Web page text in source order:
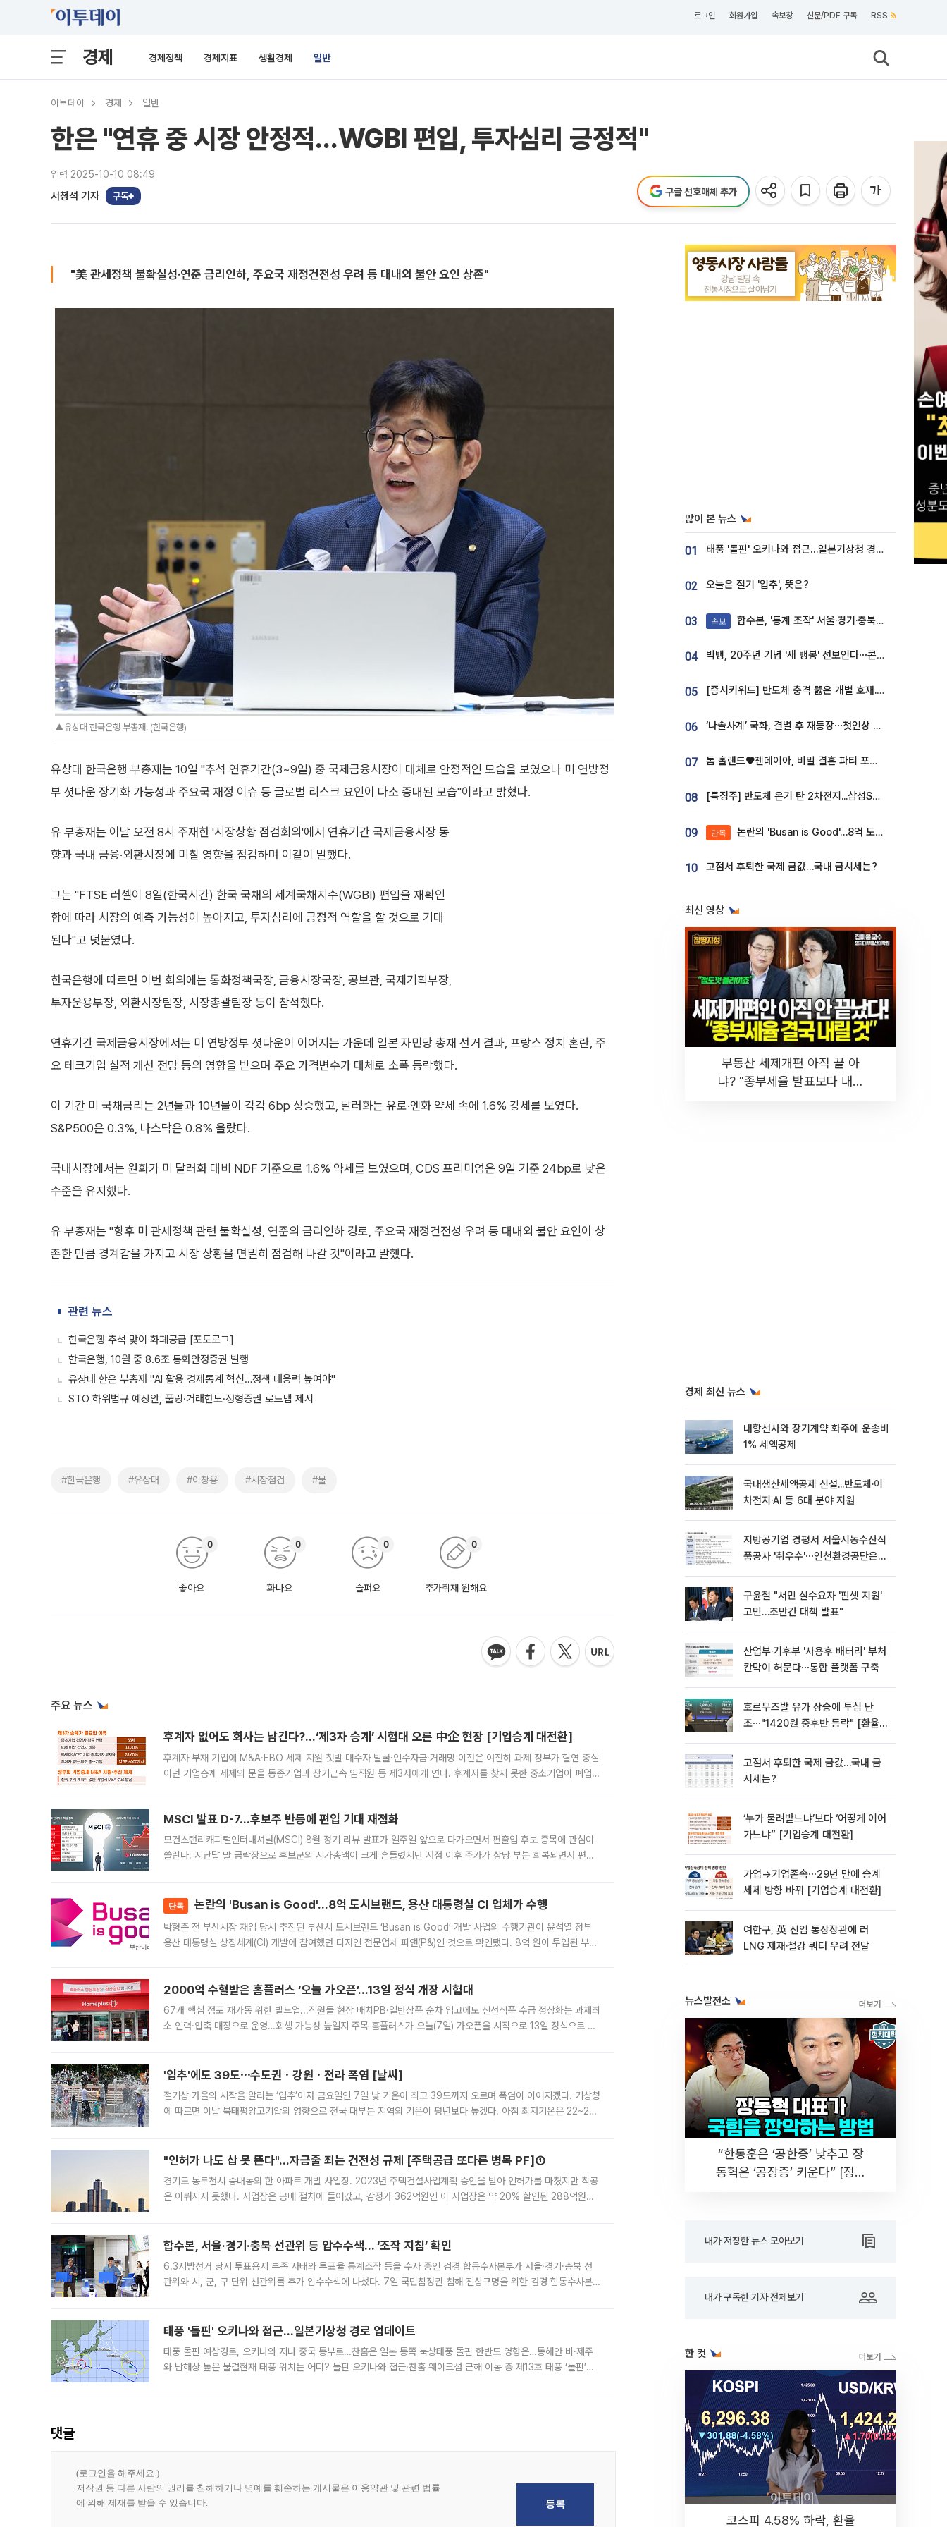
로그인 회원가입 속보창 신문/PDF 구독 RSS
경제 경제정책 경제지표 생활경제 일반
이투데이 경제 일반
한은 "연휴 중 시장 안정적…WGBI 편입, 투자심리 긍정적"
입력 2025-10-10 08:49
서청석 기자 구독 구글 선호매체 추가
"美 관세정책 불확실성·연준 금리인하, 주요국 재정건전성 우려 등 대내외 불안 요인 상존"
▲유상대 한국은행 부총재. (한국은행)
유상대 한국은행 부총재는 10일 "추석 연휴기간(3~9일) 중 국제금융시장이 대체로 안정적인 모습을 보였으나 미 연방정
부 셧다운 장기화 가능성과 주요국 재정 이슈 등 글로벌 리스크 요인이 다소 증대된 모습"이라고 밝혔다.
유 부총재는 이날 오전 8시 주재한 '시장상황 점검회의'에서 연휴기간 국제금융시장 동
향과 국내 금융·외환시장에 미칠 영향을 점검하며 이같이 말했다.
그는 "FTSE 러셀이 8일(한국시간) 한국 국채의 세계국채지수(WGBI) 편입을 재확인
함에 따라 시장의 예측 가능성이 높아지고, 투자심리에 긍정적 역할을 할 것으로 기대
된다"고 덧붙였다.
한국은행에 따르면 이번 회의에는 통화정책국장, 금융시장국장, 공보관, 국제기획부장,
투자운용부장, 외환시장팀장, 시장총괄팀장 등이 참석했다.
연휴기간 국제금융시장에서는 미 연방정부 셧다운이 이어지는 가운데 일본 자민당 총재 선거 결과, 프랑스 정치 혼란, 주
요 테크기업 실적 개선 전망 등의 영향을 받으며 주요 가격변수가 대체로 소폭 등락했다.
이 기간 미 국채금리는 2년물과 10년물이 각각 6bp 상승했고, 달러화는 유로·엔화 약세 속에 1.6% 강세를 보였다.
S&P500은 0.3%, 나스닥은 0.8% 올랐다.
국내시장에서는 원화가 미 달러화 대비 NDF 기준으로 1.6% 약세를 보였으며, CDS 프리미엄은 9일 기준 24bp로 낮은
수준을 유지했다.
유 부총재는 "향후 미 관세정책 관련 불확실성, 연준의 금리인하 경로, 주요국 재정건전성 우려 등 대내외 불안 요인이 상
존한 만큼 경계감을 가지고 시장 상황을 면밀히 점검해 나갈 것"이라고 말했다.
관련 뉴스
한국은행 추석 맞이 화폐공급 [포토로그]
한국은행, 10월 중 8.6조 통화안정증권 발행
유상대 한은 부총재 "AI 활용 경제통계 혁신…정책 대응력 높여야"
STO 하위법규 예상안, 풀링·거래한도·정형증권 로드맵 제시
#한국은행 #유상대 #이창용 #시장점검 #물
좋아요
0
화나요
0
슬퍼요
0
추가취재 원해요
0
주요 뉴스
후계자 없어도 회사는 남긴다?…‘제3자 승계’ 시험대 오른 中企 현장 [기업승계 대전환]
후계자 부재 기업에 M&A·EBO 세제 지원 첫발 매수자 발굴·인수자금·거래망 이전은 여전히 과제 정부가 혈연 중심
이던 기업승계 세제의 문을 동종기업과 장기근속 임직원 등 제3자에게 연다. 후계자를 찾지 못한 중소기업이 폐업
MSCI 발표 D-7…후보주 반등에 편입 기대 재점화
모건스탠리캐피털인터내셔널(MSCI) 8월 정기 리뷰 발표가 일주일 앞으로 다가오면서 편출입 후보 종목에 관심이
쏠린다. 지난달 말 급락장으로 후보군의 시가총액이 크게 흔들렸지만 저점 이후 주가가 상당 부분 회복되면서 편입
단독 논란의 'Busan is Good'…8억 도시브랜드, 용산 대통령실 CI 업체가 수행
박형준 전 부산시장 재임 당시 추진된 부산시 도시브랜드 ‘Busan is Good’ 개발 사업의 수행기관이 윤석열 정부
용산 대통령실 상징체계(CI) 개발에 참여했던 디자인 전문업체 피앤(P&)인 것으로 확인됐다. 8억 원이 투입된 부산
2000억 수혈받은 홈플러스 ‘오늘 가오픈’...13일 정식 개장 시험대
67개 핵심 점포 재가동 위한 빌드업...직원들 현장 배치PB·일반상품 순차 입고에도 신선식품 수급 정상화는 과제최
소 인력·압축 매장으로 운영…회생 가능성 높일지 주목 홈플러스가 오늘(7일) 가오픈을 시작으로 13일 정식으로 재
'입추'에도 39도⋯수도권ㆍ강원ㆍ전라 폭염 [날씨]
절기상 가을의 시작을 알리는 ‘입추’이자 금요일인 7일 낮 기온이 최고 39도까지 오르며 폭염이 이어지겠다. 기상청
에 따르면 이날 북태평양고기압의 영향으로 전국 대부분 지역의 기온이 평년보다 높겠다. 아침 최저기온은 22~27
"인허가 나도 삽 못 뜬다"…자금줄 죄는 건전성 규제 [주택공급 또다른 병목 PF]①
경기도 동두천시 송내동의 한 아파트 개발 사업장. 2023년 주택건설사업계획 승인을 받아 인허가를 마쳤지만 착공
은 이뤄지지 못했다. 사업장은 공매 절차에 들어갔고, 감정가 362억원인 이 사업장은 약 20% 할인된 288억원에
합수본, 서울·경기·충북 선관위 등 압수수색… ‘조작 지침’ 확인
6.3지방선거 당시 투표용지 부족 사태와 투표율 통계조작 등을 수사 중인 검경 합동수사본부가 서울·경기·충북 선
관위와 시, 군, 구 단위 선관위를 추가 압수수색에 나섰다. 7일 국민참정권 침해 진상규명을 위한 검경 합동수사본
태풍 '돌핀' 오키나와 접근…일본기상청 경로 업데이트
태풍 돌핀 예상경로, 오키나와 지나 중국 동부로…찬홈은 일본 동쪽 북상태풍 돌핀 한반도 영향은…동해안 비·제주
와 남해상 높은 물결현재 태풍 위치는 어디? 돌핀 오키나와 접근·찬홈 웨이크섬 근해 이동 중 제13호 태풍 ‘돌핀’이
댓글
많이 본 뉴스
01 태풍 '돌핀' 오키나와 접근…일본기상청 경로 업데이트
02 오늘은 절기 '입추', 뜻은?
03 속보 합수본, '통계 조작' 서울·경기·충북 선관위 등 추가 압수수색
04 빅뱅, 20주년 기념 '새 뱅봉' 선보인다⋯콘서트 앞두고 팝업 개최
05 [증시키워드] 반도체 충격 뚫은 개별 호재...포스코퓨처엠·에코프로·한화솔루션 '눈길'
06 ‘나솔사계’ 국화, 결별 후 재등장⋯첫인상 투표 휩쓸고 ‘인기녀’ 등극
07 톰 홀랜드♥젠데이아, 비밀 결혼 파티 포착⋯호텔 대관비만 9억
08 [특징주] 반도체 온기 탄 2차전지...삼성SDI, 장 초반 7% 넘게 껑충
09 단독 논란의 'Busan is Good'…8억 도시브랜드, 용산 대통령실 CI 업체가 수행
10 고점서 후퇴한 국제 금값…국내 금시세는?
최신 영상
부동산 세제개편 아직 끝 아
냐? "종부세율 발표보다 내릴
경제 최신 뉴스
내항선사와 장기계약 화주에 운송비
1% 세액공제
국내생산세액공제 신설...반도체·이
차전지·AI 등 6대 분야 지원
지방공기업 경평서 서울시농수산식
품공사 '취우수'⋯인천환경공단은
구윤철 "서민 실수요자 '핀셋 지원'
고민…조만간 대책 발표"
산업부·기후부 '사용후 배터리' 부처
칸막이 허문다⋯통합 플랫폼 구축
호르무즈발 유가 상승에 투심 난
조⋯"1420원 중후반 등락" [환율전
고점서 후퇴한 국제 금값…국내 금
시세는?
‘누가 물려받느냐’보다 ‘어떻게 이어
가느냐” [기업승계 대전환]
가업→기업존속⋯29년 만에 승계
세제 방향 바꿔 [기업승계 대전환]
여한구, 英 신임 통상장관에 러
LNG 제재·철강 쿼터 우려 전달
뉴스발전소
“한동훈은 ‘공한증’ 낮추고 장
동혁은 ‘공장증’ 키운다” [정치
내가 저장한 뉴스 모아보기
내가 구독한 기자 전체보기
한 컷
코스피 4.58% 하락, 환율